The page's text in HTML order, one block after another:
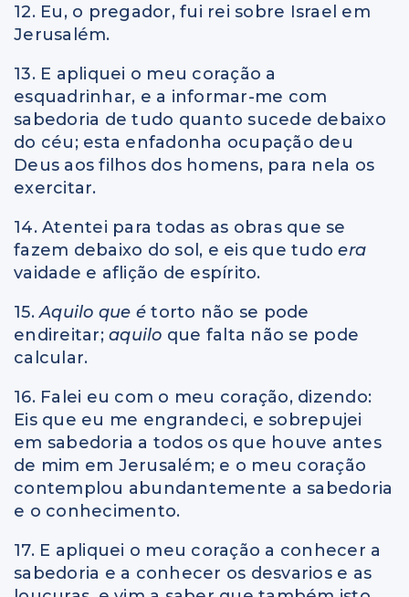
12. Eu, o pregador, fui rei sobre Israel em
Jerusalém.
13. E apliquei o meu coração a
esquadrinhar, e a informar-me com
sabedoria de tudo quanto sucede debaixo
do céu; esta enfadonha ocupação deu
Deus aos filhos dos homens, para nela os
exercitar.
14. Atentei para todas as obras que se
fazem debaixo do sol, e eis que tudoera
vaidade e aflição de espírito.
15.Aquilo que étorto não se pode
endireitar; aquilo que falta não se pode
calcular.
16. Falei eu com o meu coração, dizendo:
Eis que eu me engrandeci, e sobrepujei
em sabedoria a todos os que houve antes
de mim em Jerusalém; e o meu coração
contemplou abundantemente a sabedoria
e o conhecimento.
17. E apliquei o meu coração a conhecer a
sabedoria e a conhecer os desvarios e as